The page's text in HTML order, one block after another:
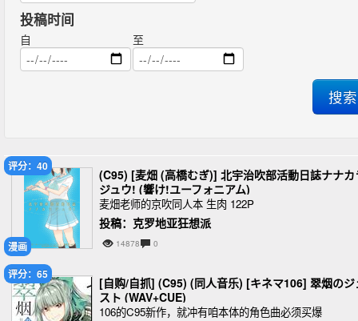
投稿时间
自 至
漫画
评分：40
(C95) [麦畑 (高橋むぎ)] 北宇治吹部活動日誌ナナカ
ジュウ! (響け!ユーフォニアム)
麦畑老师的京吹同人本 生肉 122P
投稿：克罗地亚狂想派
14878 0
评分：65
[自购/自抓] (C95) (同人音乐) [キネマ106] 翠烟のジ
スト (WAV+CUE)
106的C95新作，就冲有咱本体的角色曲必须买爆